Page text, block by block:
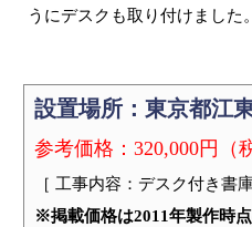
うにデスクも取り付けました。
設置場所：東京都江
参考価格：320,000円（
［ 工事内容：デスク付き書
※掲載価格は2011年製作時